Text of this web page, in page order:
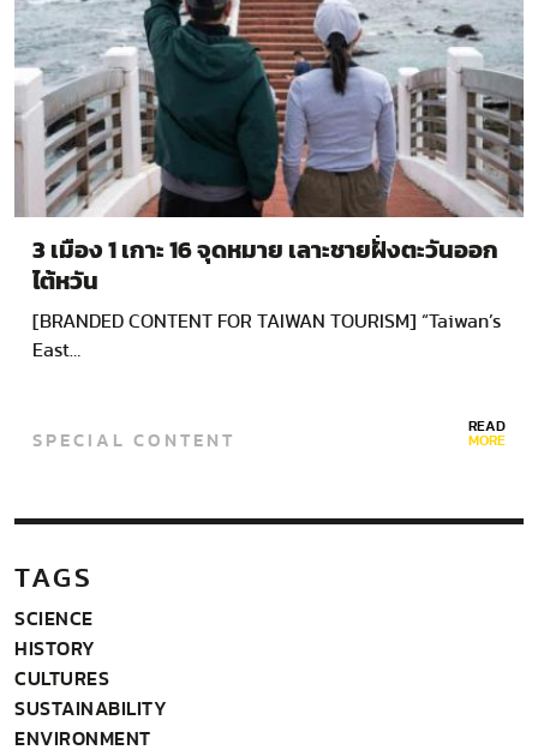
3 เมือง 1 เกาะ 16 จุดหมาย เลาะชายฝั่งตะวันออก
ไต้หวัน
[BRANDED CONTENT FOR TAIWAN TOURISM] “Taiwan’s
East…
SPECIAL CONTENT READ
MORE
TAGS
SCIENCE
HISTORY
CULTURES
SUSTAINABILITY
ENVIRONMENT